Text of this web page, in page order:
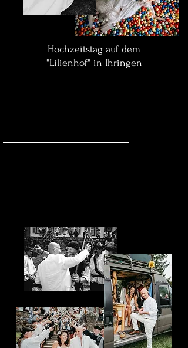
Hochzeitstag auf dem
"Lilienhof" in Ihringen